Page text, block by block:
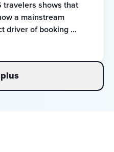
travelers shows that
a mainstream
driver of booking